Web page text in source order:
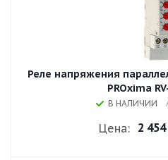
Реле напряжения
PROxima
В НАЛИЧИИ
Цена: 2